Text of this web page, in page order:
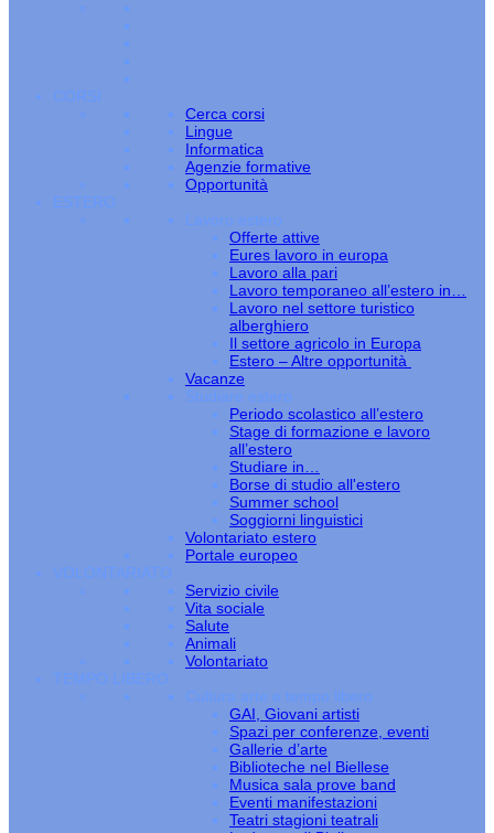
CORSI
Cerca corsi
Lingue
Informatica
Agenzie formative
Opportunità
ESTERO
Lavoro estero
Offerte attive
Eures lavoro in europa
Lavoro alla pari
Lavoro temporaneo all’estero in…
Lavoro nel settore turistico
alberghiero
Il settore agricolo in Europa
Estero – Altre opportunità
Vacanze
Studiare estero
Periodo scolastico all’estero
Stage di formazione e lavoro
all’estero
Studiare in…
Borse di studio all'estero
Summer school
Soggiorni linguistici
Volontariato estero
Portale europeo
VOLONTARIATO
Servizio civile
Vita sociale
Salute
Animali
Volontariato
TEMPO LIBERO
Cultura arte e tempo libero
GAI, Giovani artisti
Spazi per conferenze, eventi
Gallerie d’arte
Biblioteche nel Biellese
Musica sala prove band
Eventi manifestazioni
Teatri stagioni teatrali